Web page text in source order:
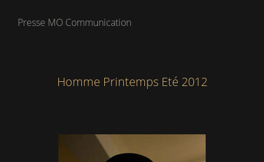
Presse MO Communication
Homme Printemps Eté 2012